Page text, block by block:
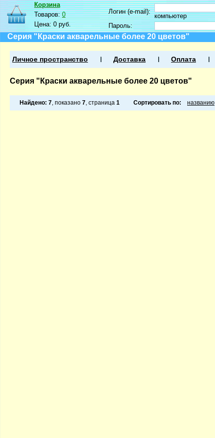
Корзина
Товаров:0
Цена:0 руб.
Логин (e-mail):
компьютер
Пароль:
Серия "Краски акварельные более 20 цветов"
Личное пространство Доставка Оплата
Серия "Краски акварельные более 20 цветов"
Найдено: 7, показано 7, страница 1 Сортировать по: названию